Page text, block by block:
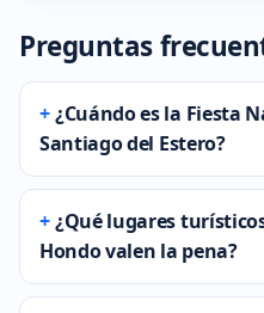
Preguntas
¿Cuándo es la Fiesta
Santiago del Estero?
¿Qué lugares
Hondo valen la pena?